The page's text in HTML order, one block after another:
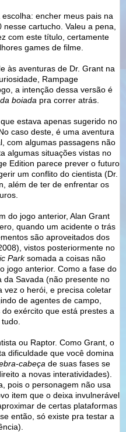
encher meus pais na
cartucho. Valeu a pena,
com este título, certamente
games de filme.
às aventuras de Dr. Grant na
Rampage
a intenção dessa versão é
boiada pra correr atrás.
estava apenas sugerido no
caso deste, é uma aventura
com algumas passagens não
algumas situações vistas no
Edition parece prever o futuro
um conflito do cientista (Dr.
além de ter de enfrentar os
do jogo anterior, Alan Grant
quando um acidente o trás
são aproveitados dos
vistos posteriormente no
Parksomada a coisas não
jogo anterior. Como a fase do
da Savada (não presente no
vez o herói, e precisa coletar
de agentes de campo,
exército que está prestes a
ou Raptor. Como Grant, o
dificuldade que você domina
cabeça de suas fases se
a novas interatividades).
pois o personagem não usa
item que o deixa invulnerável
de certas plataformas
então, só existe pra testar a